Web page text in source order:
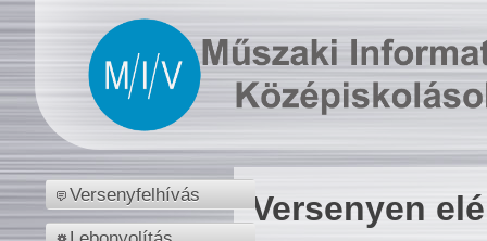
Versenyfelhívás Versenyen